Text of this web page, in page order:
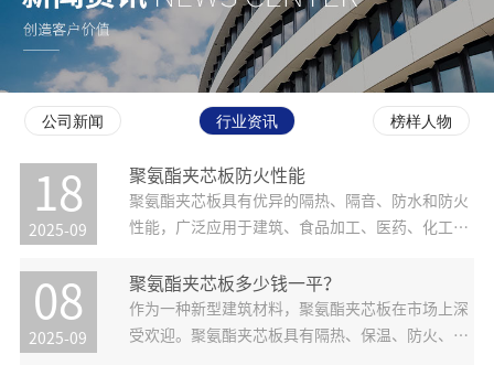
公司新闻 行业资讯 榜样人物
18
2025-09
聚氨酯夹芯板防火性能
聚氨酯夹芯板具有优异的隔热、隔音、防水和防火
性能，广泛应用于建筑、食品加工、医药、化工、
合。作为一种防火材料，它的防火性能主要表现在
以下几个方面：首先，聚氨酯夹芯板的燃烧性能非
常好。它的燃烧性能达到了国家标
08
2025-09
聚氨酯夹芯板多少钱一平？
作为一种新型建筑材料，聚氨酯夹芯板在市场上深
受欢迎。聚氨酯夹芯板具有隔热、保温、防火、耐